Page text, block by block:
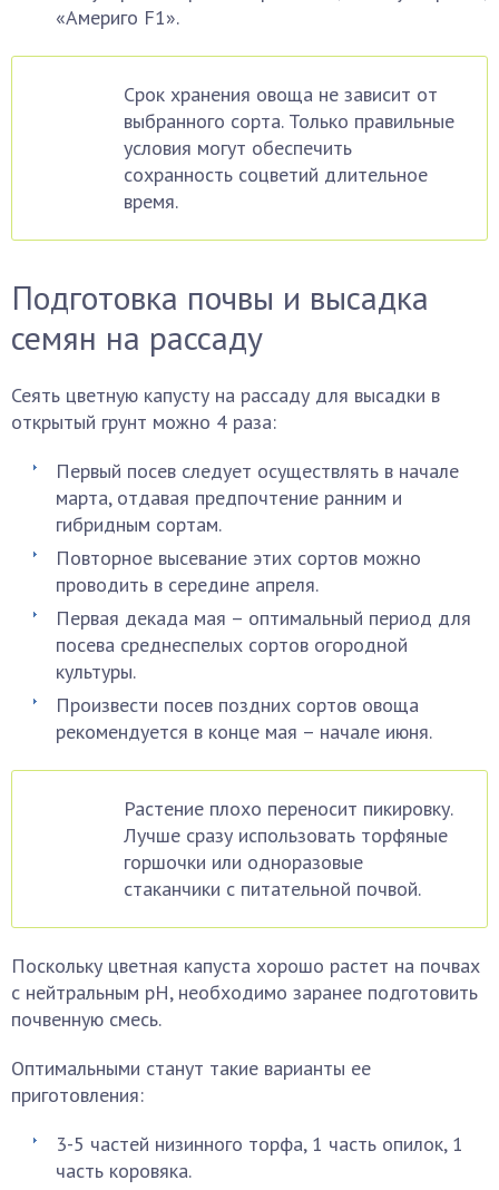
«Америго F1».
Срок хранения овоща не зависит от
выбранного сорта. Только правильные
условия могут обеспечить
сохранность соцветий длительное
время.
Подготовка почвы и высадка
семян на рассаду
Сеять цветную капусту на рассаду для высадки в
открытый грунт можно 4 раза:
Первый посев следует осуществлять в начале
марта, отдавая предпочтение ранним и
гибридным сортам.
Повторное высевание этих сортов можно
проводить в середине апреля.
Первая декада мая – оптимальный период для
посева среднеспелых сортов огородной
культуры.
Произвести посев поздних сортов овоща
рекомендуется в конце мая – начале июня.
Растение плохо переносит пикировку.
Лучше сразу использовать торфяные
горшочки или одноразовые
стаканчики с питательной почвой.
Поскольку цветная капуста хорошо растет на почвах
с нейтральным pH, необходимо заранее подготовить
почвенную смесь.
Оптимальными станут такие варианты ее
приготовления:
3-5 частей низинного торфа, 1 часть опилок, 1
часть коровяка.